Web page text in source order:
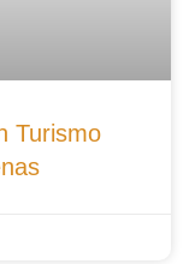
Turismo